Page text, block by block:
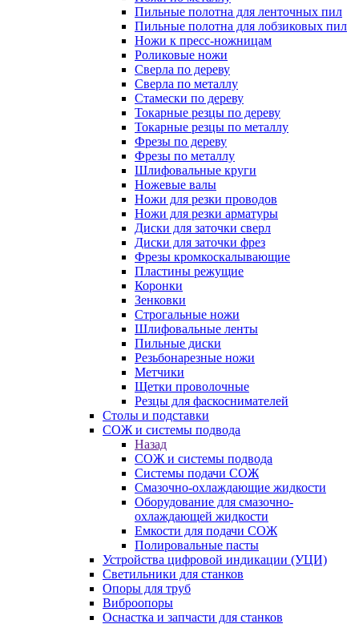
Пильные полотна для ленточных пил
Пильные полотна для лобзиковых пил
Ножи к пресс-ножницам
Роликовые ножи
Сверла по дереву
Сверла по металлу
Стамески по дереву
Токарные резцы по дереву
Токарные резцы по металлу
Фрезы по дереву
Фрезы по металлу
Шлифовальные круги
Ножевые валы
Ножи для резки проводов
Ножи для резки арматуры
Диски для заточки сверл
Диски для заточки фрез
Фрезы кромкоскалывающие
Пластины режущие
Коронки
Зенковки
Строгальные ножи
Шлифовальные ленты
Пильные диски
Резьбонарезные ножи
Метчики
Щетки проволочные
Резцы для фаскоснимателей
Столы и подставки
СОЖ и системы подвода
Назад
СОЖ и системы подвода
Системы подачи СОЖ
Смазочно-охлаждающие жидкости
Оборудование для смазочно-
охлаждающей жидкости
Емкости для подачи СОЖ
Полировальные пасты
Устройства цифровой индикации (УЦИ)
Светильники для станков
Опоры для труб
Виброопоры
Оснастка и запчасти для станков